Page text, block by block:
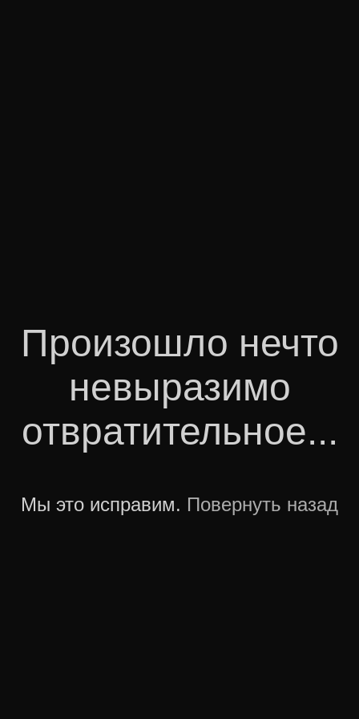
Произошло нечто
невыразимо
отвратительное...
Мы это исправим. Повернуть назад